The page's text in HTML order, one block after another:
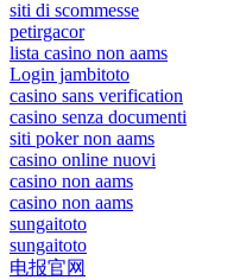
siti di scommesse
petirgacor
lista casino non aams
Login jambitoto
casino sans verification
casino senza documenti
siti poker non aams
casino online nuovi
casino non aams
casino non aams
sungaitoto
sungaitoto
电报官网